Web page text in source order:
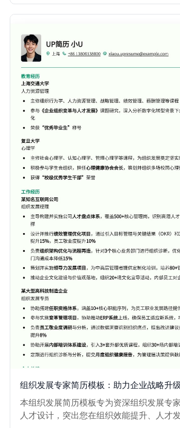
你自信迈出职业生涯第一步。
组织发展专家简历模板：助力企业战略升
本组织发展简历模板专为资深组织发展专
人才设计，突出您在组织效能提升、人才